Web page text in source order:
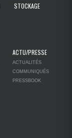
STOCKAGE
ACTU/PRESSE
ACTUALITÉS
COMMUNIQUÉS
PRESSBOOK